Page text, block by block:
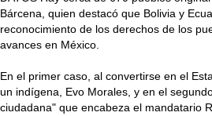
Bárcena, quien destacó que Bolivia y
reconocimiento de los derechos de los
avances en México.
En el primer caso, al convertirse en el
un indígena, Evo Morales, y en el
ciudadana" que encabeza el mandatario